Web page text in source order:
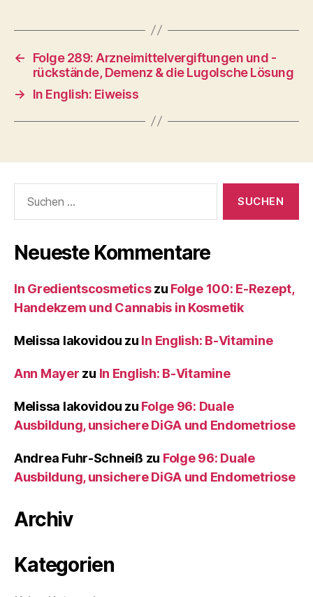
←
Folge 289: Arzneimittelvergiftungen und -
rückstände, Demenz & die Lugolsche Lösung
→
In English: Eiweiss
nach:
Neueste Kommentare
In Gredientscosmeticszu Folge 100: E-Rezept,
Handekzem und Cannabis in Kosmetik
Melissa Iakovidou zu In English: B-Vitamine
Ann Mayer zu In English: B-Vitamine
Melissa Iakovidou zu Folge 96: Duale
Ausbildung, unsichere DiGA und Endometriose
Andrea Fuhr-Schneiß zu Folge 96: Duale
Ausbildung, unsichere DiGA und Endometriose
Archiv
Kategorien